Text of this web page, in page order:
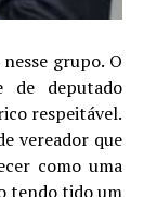
grupo. O
de deputado
respeitável.
vereador que
como uma
tendo tido um